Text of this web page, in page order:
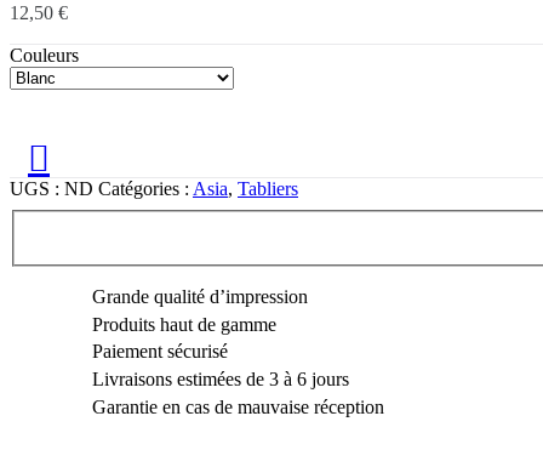
12,50 €
Couleurs
UGS : ND Catégories : Asia, Tabliers
Grande qualité d’impression
Produits haut de gamme
Paiement sécurisé
Livraisons estimées de 3 à 6 jours
Garantie en cas de mauvaise réception